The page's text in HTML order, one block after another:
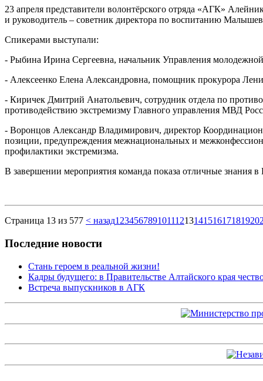
23 апреля представители волонтёрского отряда «АГК»
и руководитель – советник директора по воспитанию
Спикерами выступали:
- Рыбина Ирина Сергеевна, начальник Управления
- Алексеенко Елена Александровна, помощник прокурора
- Киричек Дмитрий Анатольевич, сотрудник отдела по
противодействию экстремизму Главного управления МВД
- Воронцов Александр Владимирович, директор
позиции, предупреждения межнациональных и
профилактики экстремизма.
В завершении мероприятия команда показа отличные знания
Страница 13 из 577 < назад1 234567891011121314151617181920
Последние новости
Стань героем в реальной жизни!
Кадры будущего: в Правительстве Алтайского края
Встреча выпускников в АГК